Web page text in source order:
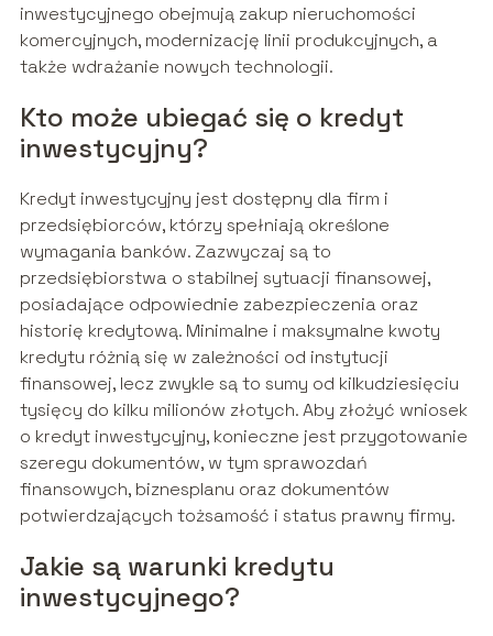
inwestycyjnego obejmują zakup nieruchomości
komercyjnych, modernizację linii produkcyjnych, a
także wdrażanie nowych technologii.
Kto może ubiegać się o kredyt
inwestycyjny?
Kredyt inwestycyjny jest dostępny dla firm i
przedsiębiorców, którzy spełniają określone
wymagania banków. Zazwyczaj są to
przedsiębiorstwa o stabilnej sytuacji finansowej,
posiadające odpowiednie zabezpieczenia oraz
historię kredytową. Minimalne i maksymalne kwoty
kredytu różnią się w zależności od instytucji
finansowej, lecz zwykle są to sumy od kilkudziesięciu
tysięcy do kilku milionów złotych. Aby złożyć wniosek
o kredyt inwestycyjny, konieczne jest przygotowanie
szeregu dokumentów, w tym sprawozdań
finansowych, biznesplanu oraz dokumentów
potwierdzających tożsamość i status prawny firmy.
Jakie są warunki kredytu
inwestycyjnego?